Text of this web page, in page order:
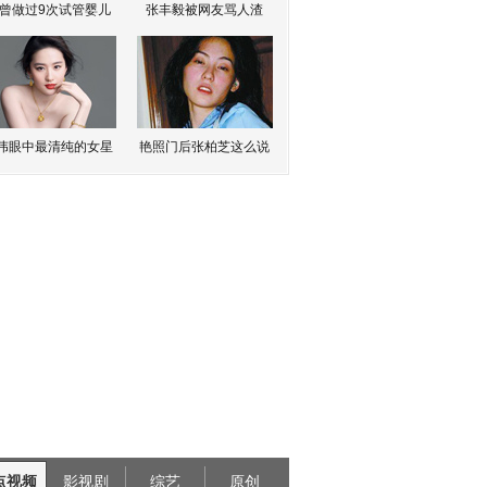
做过9次试管婴儿 张丰毅被网友骂人渣
眼中最清纯的女星 艳照门后张柏芝这么说
视频 影视剧 综艺 原创